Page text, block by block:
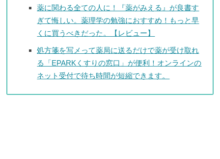
薬に関わる全ての人に！『薬がみえる』が良書す
ぎて悔しい。薬理学の勉強におすすめ！もっと早
くに買うべきだった。【レビュー】
処方箋を写メって薬局に送るだけで薬が受け取れ
る「EPARKくすりの窓口」が便利！オンラインの
ネット受付で待ち時間が短縮できます。